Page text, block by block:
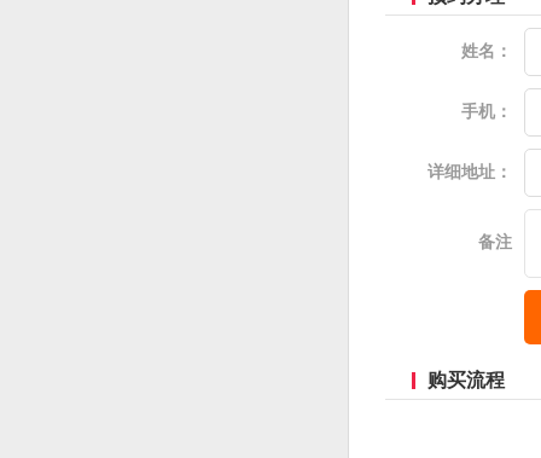
姓名：
手机：
详细地址：
备注
购买流程